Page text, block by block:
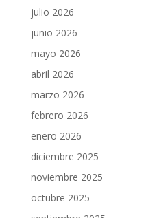
julio 2026
junio 2026
mayo 2026
abril 2026
marzo 2026
febrero 2026
enero 2026
diciembre 2025
noviembre 2025
octubre 2025